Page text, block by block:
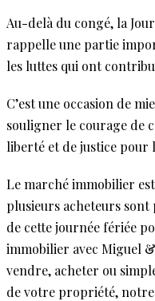
Au-delà du congé, la
rappelle une partie
les luttes qui ont
C’est une occasion de
souligner le courage de
liberté et de justice pour
Le marché immobilier
plusieurs acheteurs sont
de cette journée fériée
immobilier avec Miguel
vendre, acheter ou
de votre propriété,